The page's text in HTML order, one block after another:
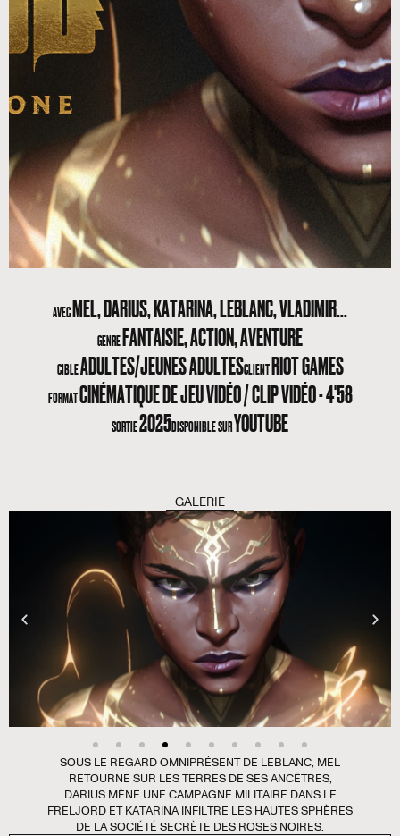
AVECMEL, DARIUS, KATARINA, LEBLANC, VLADIMIR...
GENREFANTAISIE, ACTION, AVENTURE
CIBLEADULTES/JEUNES ADULTESCLIENTRIOT GAMES
FORMATCINÉMATIQUE DE JEU VIDÉO / CLIP VIDÉO - 4'58
SORTIE2025DISPONIBLE SURYOUTUBE
GALERIE
SOUS LE REGARD OMNIPRÉSENT DE LEBLANC, MEL
RETOURNE SUR LES TERRES DE SES ANCÊTRES,
DARIUS MÈNE UNE CAMPAGNE MILITAIRE DANS LE
FRELJORD ET KATARINA INFILTRE LES HAUTES SPHÈRES
DE LA SOCIÉTÉ SECRÈTE DES ROSES NOIRES.